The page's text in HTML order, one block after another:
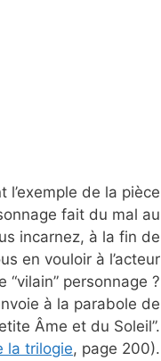
l’exemple de la pièce
fait du mal au
incarnez, à la fin de
en vouloir à l’acteur
“vilain” personnage ?
à la parabole de
Âme et du Soleil”.
la trilogie, page 200).